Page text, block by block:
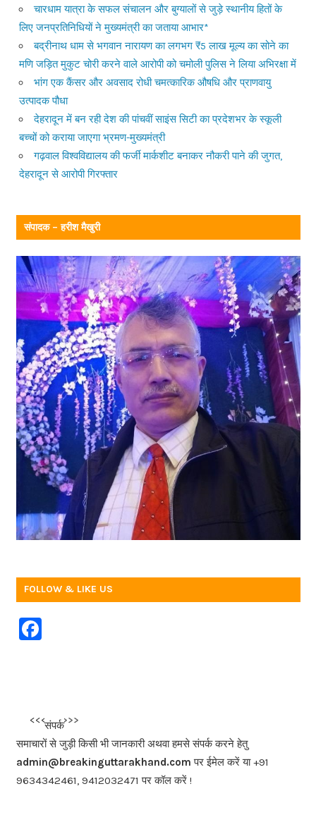
चारधाम यात्रा के सफल संचालन और बुग्यालों से जुड़े स्थानीय हितों के
लिए जनप्रतिनिधियों ने मुख्यमंत्री का जताया आभार*
बद्रीनाथ धाम से भगवान नारायण का लगभग ₹5 लाख मूल्य का सोने का
मणि जड़ित मुकुट चोरी करने वाले आरोपी को चमोली पुलिस ने लिया अभिरक्षा में
भांग एक कैंसर और अवसाद रोधी चमत्कारिक औषधि और प्राणवायु
उत्पादक पौधा
देहरादून में बन रही देश की पांचवीं साइंस सिटी का प्रदेशभर के स्कूली
बच्चों को कराया जाएगा भ्रमण-मुख्यमंत्री
गढ़वाल विश्वविद्यालय की फर्जी मार्कशीट बनाकर नौकरी पाने की जुगत,
देहरादून से आरोपी गिरफ्तार
संपादक – हरीश मैखुरी
FOLLOW & LIKE US
F
b
o
o
k
<<<
संपर्क
>>>
समाचारों से जुड़ी किसी भी जानकारी अथवा हमसे संपर्क करने हेतु
admin@breakinguttarakhand.com पर ईमेल करें या +91
9634342461, 9412032471 पर कॉल करें !